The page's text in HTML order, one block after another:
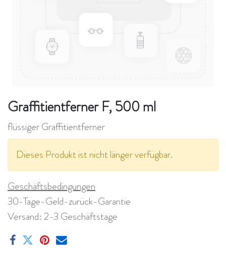
Graffitientferner F, 500 ml
flüssiger Graffitientferner
Dieses Produkt ist nicht länger verfügbar.
Geschäftsbedingungen
30-Tage-Geld-zurück-Garantie
Versand: 2-3 Geschäftstage